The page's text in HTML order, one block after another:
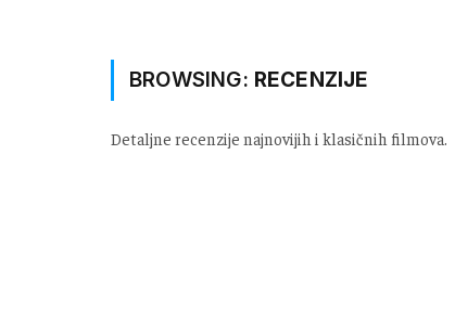
BROWSING: RECENZIJE
Detaljne recenzije najnovijih i klasičnih filmova.